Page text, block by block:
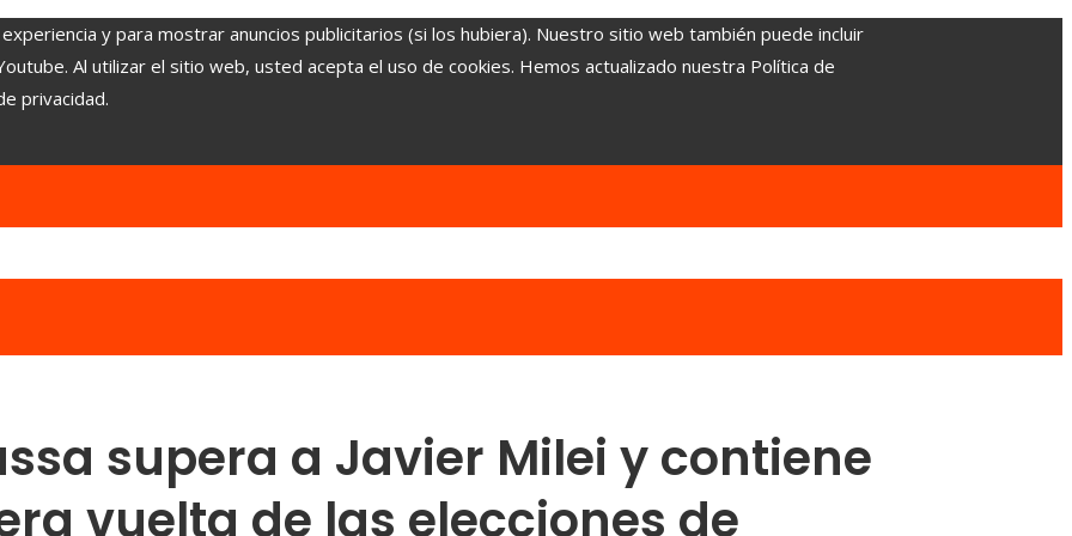
y para mostrar anuncios publicitarios (si los hubiera). Nuestro sitio web también puede incluir
Al utilizar el sitio web, usted acepta el uso de cookies. Hemos actualizado nuestra Política de
privacidad.
supera a Javier Milei y contiene
vuelta de las elecciones de